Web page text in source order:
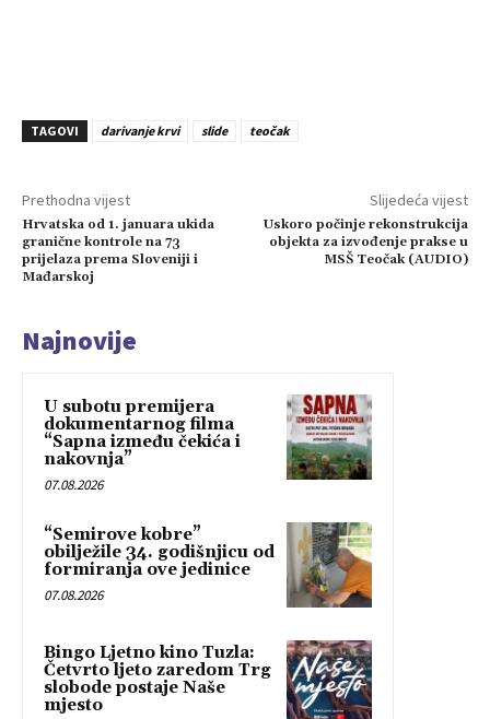
TAGOVI darivanje krvi slide teočak
Prethodna vijest
Hrvatska od 1. januara ukida
granične kontrole na 73
prijelaza prema Sloveniji i
Mađarskoj
Slijedeća vijest
Uskoro počinje rekonstrukcija
objekta za izvođenje prakse u
MSŠ Teočak (AUDIO)
Najnovije
U subotu premijera
dokumentarnog filma
“Sapna između čekića i
nakovnja”
07.08.2026
“Semirove kobre”
obilježile 34. godišnjicu od
formiranja ove jedinice
07.08.2026
Bingo Ljetno kino Tuzla:
Četvrto ljeto zaredom Trg
slobode postaje Naše
mjesto